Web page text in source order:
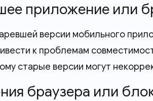
приложение или
версии мобильного
к проблемам
старые версии могут
браузера или